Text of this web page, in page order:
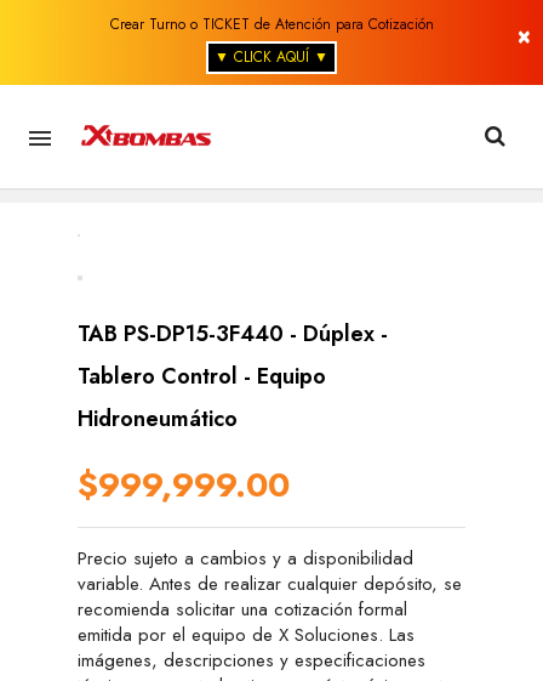
×
Crear Turno o TICKET de Atención para Cotización
▼ CLICK AQUÍ ▼

TAB PS-DP15-3F440 - Dúplex -
Tablero Control - Equipo
Hidroneumático
$999,999.00
Precio sujeto a cambios y a disponibilidad
variable. Antes de realizar cualquier depósito, se
recomienda solicitar una cotización formal
emitida por el equipo de X Soluciones. Las
imágenes, descripciones y especificaciones